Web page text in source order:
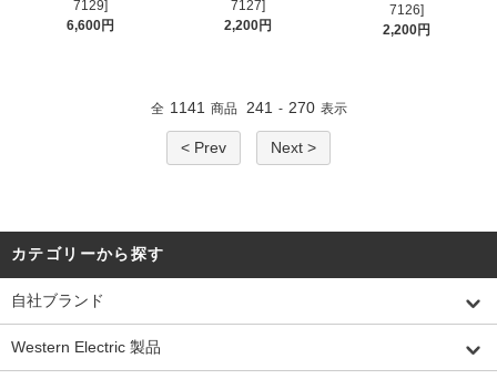
7129]
6,600円
7127]
2,200円
7126]
2,200円
全 1141 商品 241 - 270 表示
< Prev Next >
カテゴリーから探す
自社ブランド
Western Electric 製品